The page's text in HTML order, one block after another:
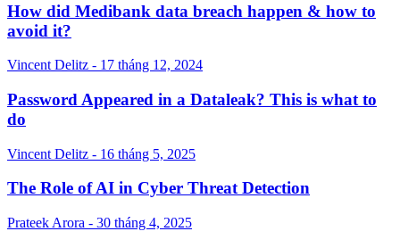
How did Medibank data breach happen & how to
avoid it?
Vincent Delitz - 17 tháng 12, 2024
Password Appeared in a Dataleak? This is what to
do
Vincent Delitz - 16 tháng 5, 2025
The Role of AI in Cyber Threat Detection
Prateek Arora - 30 tháng 4, 2025